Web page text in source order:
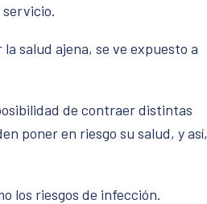
salud ajena, se ve expuesto a
de contraer distintas
poner en riesgo su salud, y así,
los riesgos de infección.